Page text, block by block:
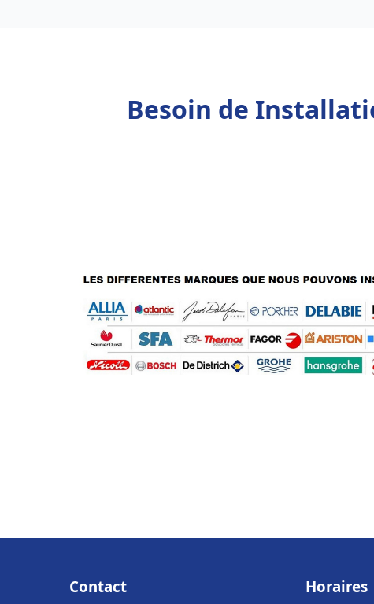
Besoin de
Contact Horaires